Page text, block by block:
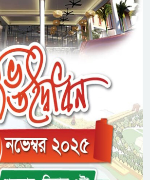
যোগাযোগ ও সম্ভাবনা” শীর্ষক সেমিনার
জোড়া ব্রিজের পাশ থেকে আ ট ক ফরহাদ-
গণঅভ্যুত্থান স্মৃতি জাদুঘর’ উদ্বোধন করলেন
গণঅভ্যুত্থানে আহত যোদ্ধা মিতুর খোঁজ নিলেন